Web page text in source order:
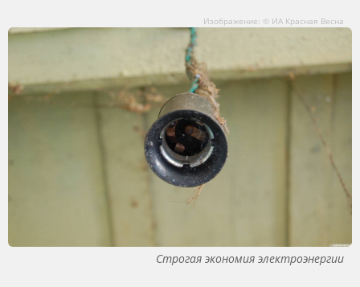
Изображение: © ИА Красная Весна
Строгая экономия электроэнергии